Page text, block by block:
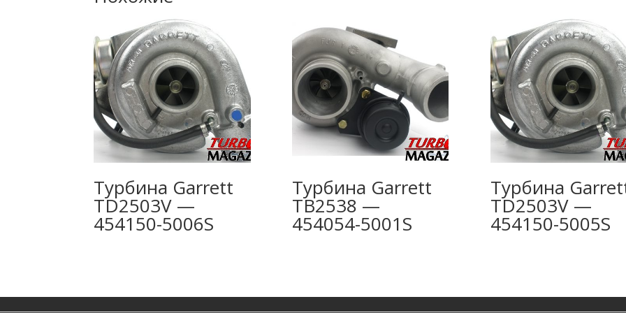
Турбина Garrett
TD2503V —
454150-5006S
Турбина Garrett
TB2538 —
454054-5001S
Турбина
TD2503V —
454150-5005S